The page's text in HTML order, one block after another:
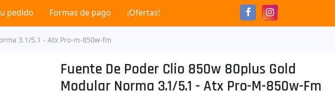
pedido Formas de pago ¡Ofertas!
3.1/5.1 - Atx Pro-m-850w-fm
Fuente De Poder Clio 850w 80plus Gold
Modular Norma 3.1/5.1 - Atx Pro-M-850w-Fm